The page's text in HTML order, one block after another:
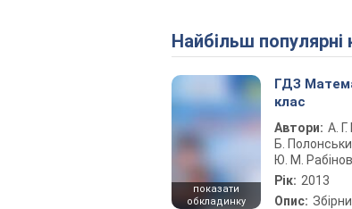
Найбільш популярні
показати
обкладинку
ГДЗ
клас
Автори: А.
Б.
Ю. М.
Рік: 2013
Опис: